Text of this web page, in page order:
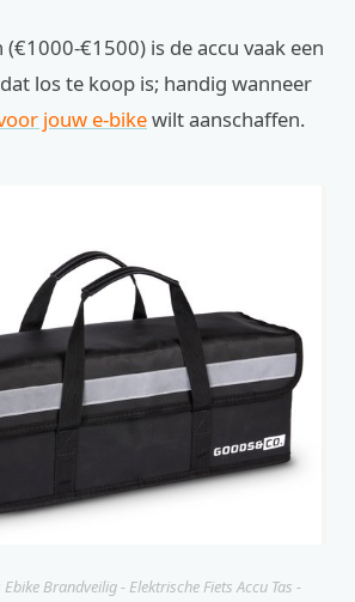
€1500) is de accu vaak een
los te koop is; handig wanneer
jouw e-bikewilt aanschaffen.
Brandveilig - Elektrische Fiets Accu Tas -